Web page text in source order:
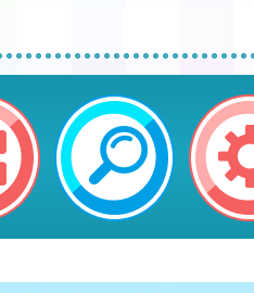
學辦理「音樂班
勵親師生參加